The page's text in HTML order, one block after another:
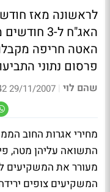
לראשונה מאז
האטה חריפה
פרסום נתוני
שהם לוי |
29/11/2007 18:42
מחירי אגרות החוב
התשואה עליהן מטה,
מעורר את המשקיעים